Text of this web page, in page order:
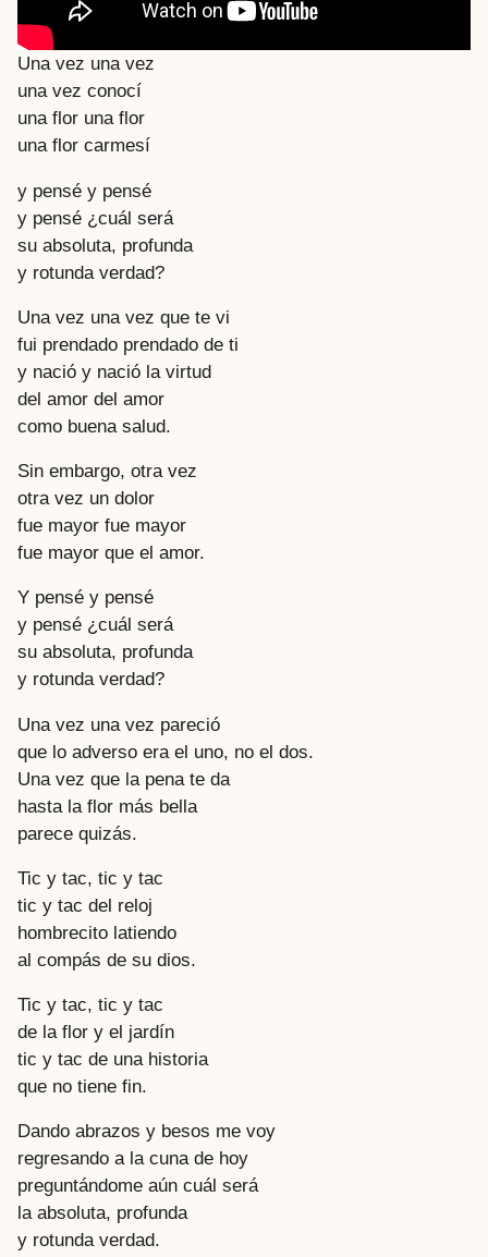
Una vez una vez
una vez conocí
una flor una flor
una flor carmesí
y pensé y pensé
y pensé ¿cuál será
su absoluta, profunda
y rotunda verdad?
Una vez una vez que te vi
fui prendado prendado de ti
y nació y nació la virtud
del amor del amor
como buena salud.
Sin embargo, otra vez
otra vez un dolor
fue mayor fue mayor
fue mayor que el amor.
Y pensé y pensé
y pensé ¿cuál será
su absoluta, profunda
y rotunda verdad?
Una vez una vez pareció
que lo adverso era el uno, no el dos.
Una vez que la pena te da
hasta la flor más bella
parece quizás.
Tic y tac, tic y tac
tic y tac del reloj
hombrecito latiendo
al compás de su dios.
Tic y tac, tic y tac
de la flor y el jardín
tic y tac de una historia
que no tiene fin.
Dando abrazos y besos me voy
regresando a la cuna de hoy
preguntándome aún cuál será
la absoluta, profunda
y rotunda verdad.